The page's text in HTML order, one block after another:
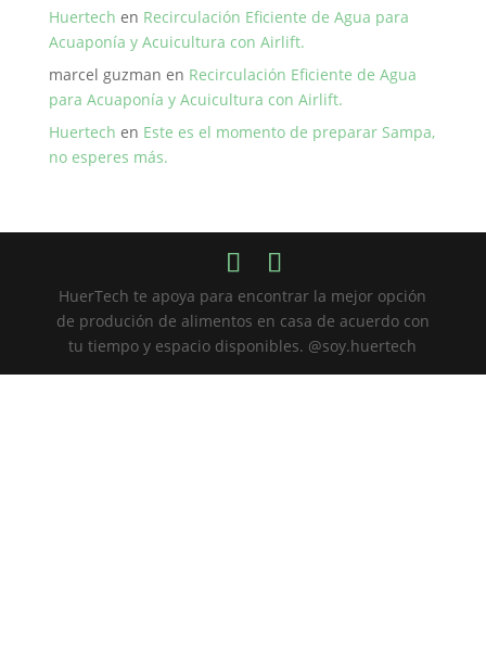
Huertech en Recirculación Eficiente de Agua para
Acuaponía y Acuicultura con Airlift.
marcel guzman en Recirculación Eficiente de Agua
para Acuaponía y Acuicultura con Airlift.
Huertech en Este es el momento de preparar Sampa,
no esperes más.
HuerTech te apoya para encontrar la mejor opción
de produción de alimentos en casa de acuerdo con
tu tiempo y espacio disponibles. @soy.huertech